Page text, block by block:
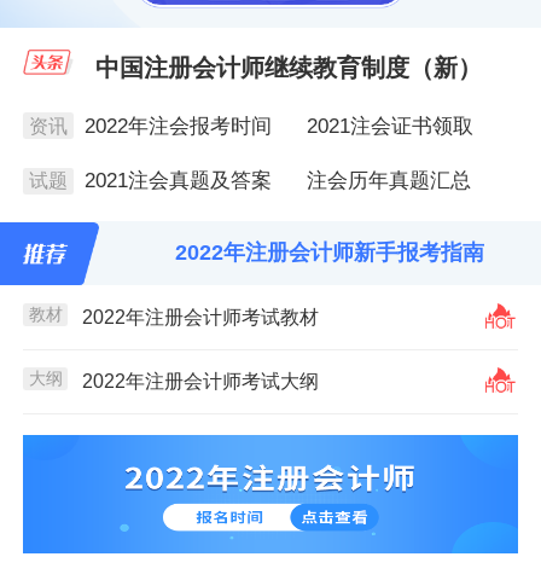
中国注册会计师继续教育制度（新）
资讯 2022年注会报考时间 2021注会证书领取
试题 2021注会真题及答案 注会历年真题汇总
2022年注册会计师新手报考指南
教材 2022年注册会计师考试教材
大纲 2022年注册会计师考试大纲